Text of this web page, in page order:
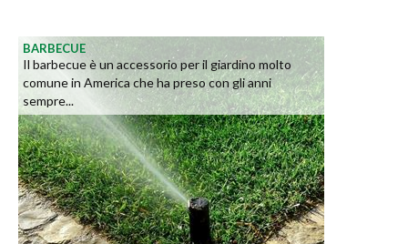
BARBECUE
Il barbecue è un accessorio per il giardino molto
comune in America che ha preso con gli anni
sempre...